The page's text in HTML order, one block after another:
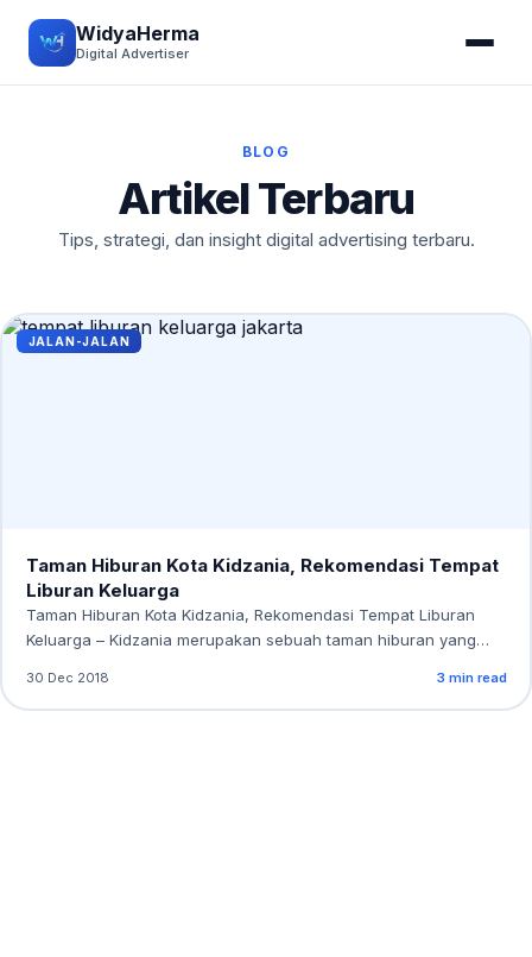
WidyaHerma
Digital Advertiser
BLOG
Artikel Terbaru
Tips, strategi, dan insight digital advertising terbaru.
JALAN-JALAN
Taman Hiburan Kota Kidzania, Rekomendasi Tempat
Liburan Keluarga
Taman Hiburan Kota Kidzania, Rekomendasi Tempat Liburan
Keluarga – Kidzania merupakan sebuah taman hiburan yang
30 Dec 2018 3 min read